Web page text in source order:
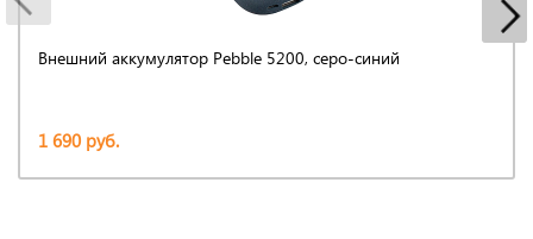
Внешний аккумулятор Pebble 5200, серо-синий
1 690 руб.